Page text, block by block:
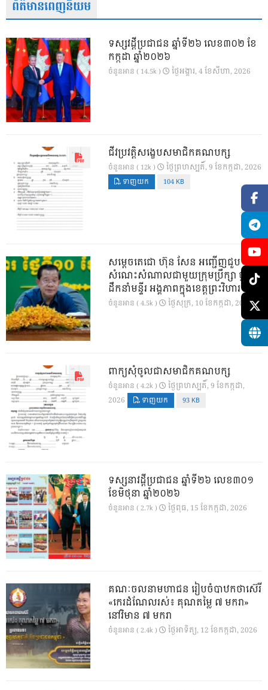
ព័ត៌មានពេញនិយម
ទស្សវដ្តីប្រជាជន ឆ្នាំទី២៦ លេខ៣០២ ខែ
កក្កដា ឆ្នាំ២០២៦
ចំនួនអាន ( 14.5k ) ថ្ងៃ​អង្គារ, 4 ខែ​សីហា, 2026
ជីវប្រវត្តិសង្ខេបសមាជិកគណបក្ស
ចំនួនអាន ( 12k ) ថ្ងៃ​ព្រហស្បតិ៍, 9 ខែ​កក្កដា, 2026
ទាញយក 104 KB
សម្តេចតេជោ ហ៊ុន សែន អញ្ជើញជួប
សំណេះសំណាលជាមួយក្រុមប្រឹក្សា ថ្នាក់
ដឹកនាំមន្ទីរ អង្គភាពក្នុងខេត្តព្រះវិហារ
ចំនួនអាន ( 4.5k ) ថ្ងៃ​សុក្រ, 10 ខែ​កក្កដា, 2026
ពាក្យសុំចូលជាសមាជិកគណបក្ស
ចំនួនអាន ( 4.2k )
ថ្ងៃ​ព្រហស្បតិ៍, 9 ខែ​កក្កដា,
2026
ទាញយក 93 KB
ទស្សនាវដ្ដីប្រជាជន ឆ្នាំទី២៦ លេខ៣០១
ខែមិថុនា ឆ្នាំ២០២៦
ចំនួនអាន ( 2.7k ) ថ្ងៃ​ពុធ, 15 ខែ​កក្កដា, 2026
គណៈចលនាមហាជន រៀបចំបាឋកថាស៊េរី
«កេរដំណែលរស់៖ គុណតម្លៃ ៧ មករា»
នៅវិមាន ៧ មករា
ចំនួនអាន ( 2.4k ) ថ្ងៃ​អាទិត្យ, 12 ខែ​កក្កដា, 2026